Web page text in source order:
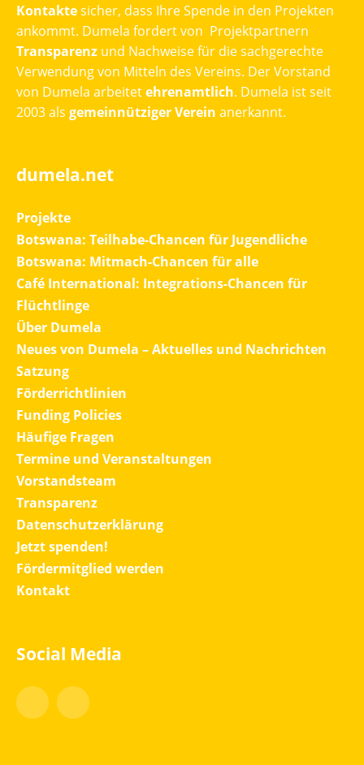
Kontaktesicher, dass Ihre Spende in den Projekten
ankommt. Dumela fordert von Projektpartnern
Transparenz und Nachweise für die sachgerechte
Verwendung von Mitteln des Vereins. Der Vorstand
von Dumela arbeitetehrenamtlich. Dumela ist seit
2003 als gemeinnütziger Verein anerkannt.
dumela.net
Projekte
Botswana: Teilhabe-Chancen für Jugendliche
Botswana: Mitmach-Chancen für alle
Café International: Integrations-Chancen für
Flüchtlinge
Über Dumela
Neues von Dumela – Aktuelles und Nachrichten
Satzung
Förderrichtlinien
Funding Policies
Häufige Fragen
Termine und Veranstaltungen
Vorstandsteam
Transparenz
Datenschutzerklärung
Jetzt spenden!
Fördermitglied werden
Kontakt
Social Media
Facebook